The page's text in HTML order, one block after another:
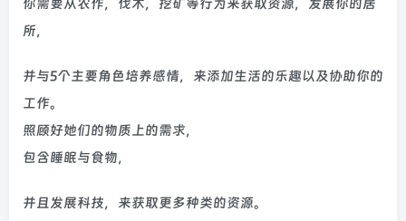
你需要从农作，伐木，挖矿等行为来获取资源，发展你的居
所，
并与5个主要角色培养感情，来添加生活的乐趣以及协助你的
工作。
照顾好她们的物质上的需求，
包含睡眠与食物，
并且发展科技，来获取更多种类的资源。